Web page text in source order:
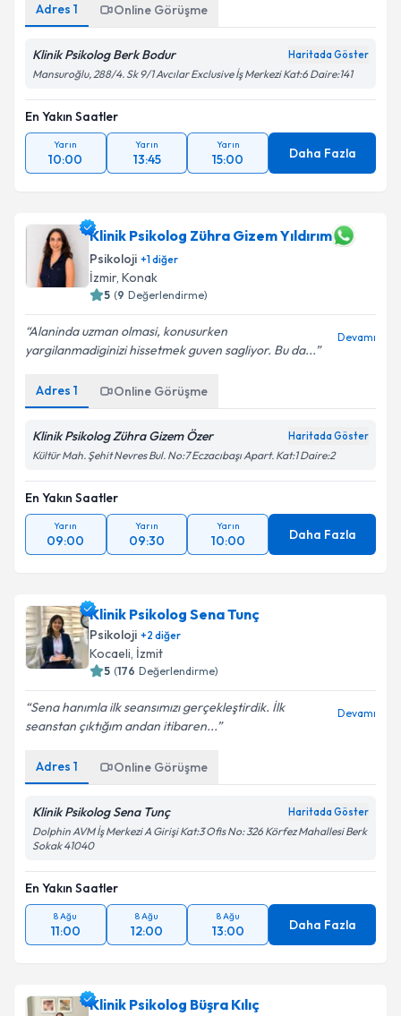
Adres 1 Online Görüşme
Klinik Psikolog Berk Bodur Haritada Göster
Mansuroğlu, 288/4. Sk 9/1 Avcılar Exclusive İş Merkezi Kat:6 Daire:141
En Yakın Saatler
Yarın
10:00
Yarın
13:45
Yarın
15:00 Daha Fazla
Klinik Psikolog Zühra Gizem Yıldırım
Psikoloji +1diğer
İzmir, Konak
5 (9 Değerlendirme)
Alaninda uzman olmasi, konusurken
yargilanmadiginizi hissetmek guven sagliyor. Bu da...
Devamı
Adres 1 Online Görüşme
Klinik Psikolog Zühra Gizem Özer Haritada Göster
Kültür Mah. Şehit Nevres Bul. No:7 Eczacıbaşı Apart. Kat:1 Daire:2
En Yakın Saatler
Yarın
09:00
Yarın
09:30
Yarın
10:00 Daha Fazla
Klinik Psikolog Sena Tunç
Psikoloji +2 diğer
Kocaeli, İzmit
5 (176 Değerlendirme)
Sena hanımla ilk seansımızı gerçekleştirdik. İlk
seanstan çıktığım andan itibaren...
Devamı
Adres 1 Online Görüşme
Klinik Psikolog Sena Tunç Haritada Göster
Dolphin AVM İş Merkezi A Girişi Kat:3 Ofis No: 326 Körfez Mahallesi Berk
Sokak 41040
En Yakın Saatler
8 Ağu
11:00
8 Ağu
12:00
8 Ağu
13:00 Daha Fazla
Klinik Psikolog Büşra Kılıç